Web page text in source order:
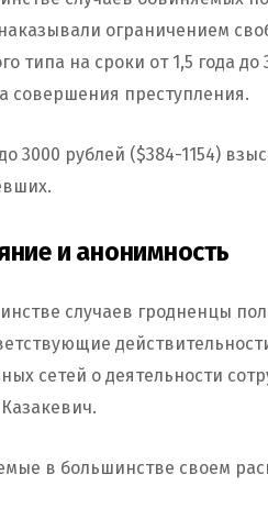
ограничением
типа на сроки от 1,5 года
совершения преступления.
3000 рублей ($384-1154)
и анонимность
случаев гродненцы
сетей о деятельности
в большинстве своем